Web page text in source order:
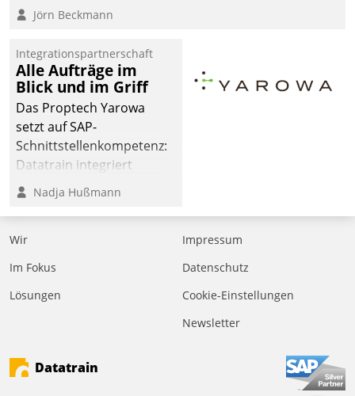
Jörn Beckmann
Integrationspartnerschaft
Alle Aufträge im
Blick und im Griff
Das Proptech Yarowa
setzt auf SAP-
Schnittstellenkompetenz:
Datatrain integriert
Yarowas Portal zur
Vergabe und Verwaltung
von Aufträgen der
operativen
Instandhaltung in die
deutscher
den Weg vom
Mieteranliegen zum
Nadja Hußmann
Wir
Im Fokus
Lösungen
Impressum
Datenschutz
Cookie-Einstellungen
Newsletter
Datatrain